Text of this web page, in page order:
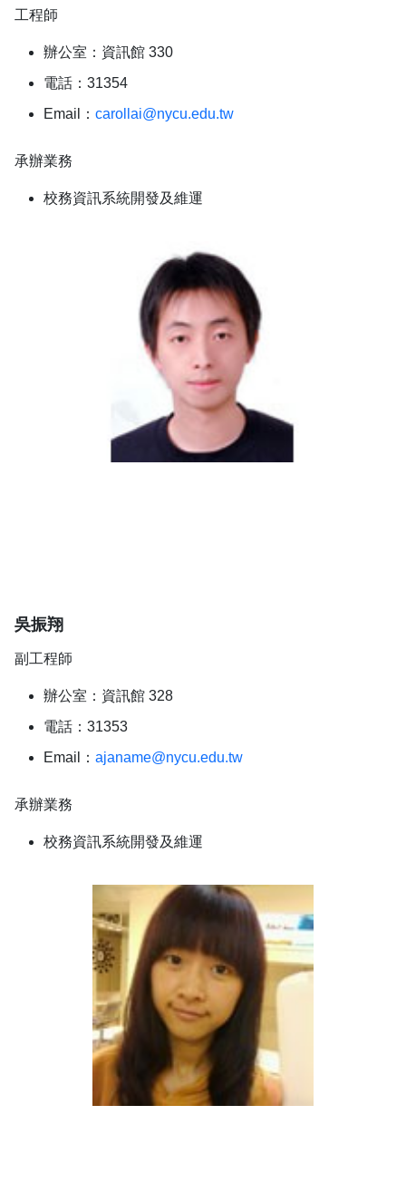
工程師
辦公室：資訊館 330
電話：31354
Email： carollai@nycu.edu.tw
承辦業務
校務資訊系統開發及維運
吳振翔
副工程師
辦公室：資訊館 328
電話：31353
Email： ajaname@nycu.edu.tw
承辦業務
校務資訊系統開發及維運